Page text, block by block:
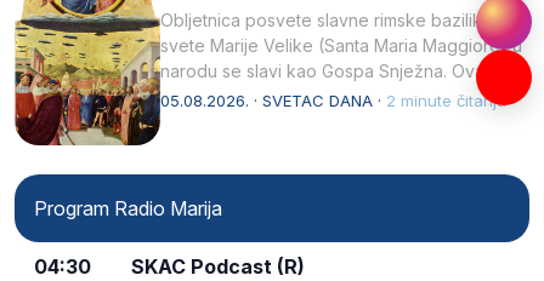
Obljetnica posvete slavne rimske bazilike
svete Marije Velike (Santa Maria Maggiore) u
narodu se slavi kao Gospa Snježna. Ovaj
naziv, Sancta Maria…
05.08.2026. · SVETAC DANA · 2 minute čitanja
Program Radio Marija
04:30 SKAC Podcast (R)